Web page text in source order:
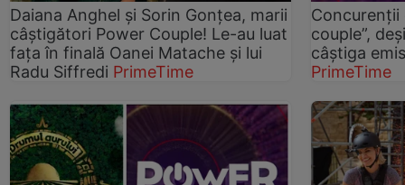
Daiana Anghel și Sorin Gonțea, marii
câștigători Power Couple! Le-au luat
fața în finală Oanei Matache și lui
Radu Siffredi PrimeTime
Concurenții
couple”,
câștiga
PrimeTime